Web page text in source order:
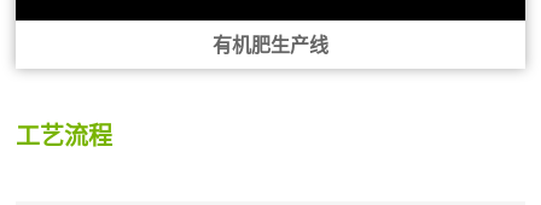
有机肥生产线
工艺流程